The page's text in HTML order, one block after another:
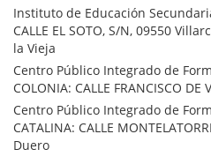
Instituto de Educación
CALLE EL SOTO, S/N, 09550
la Vieja
Centro Público Integrado de
COLONIA: CALLE FRANCISCO
Centro Público Integrado de
CATALINA: CALLE
Duero